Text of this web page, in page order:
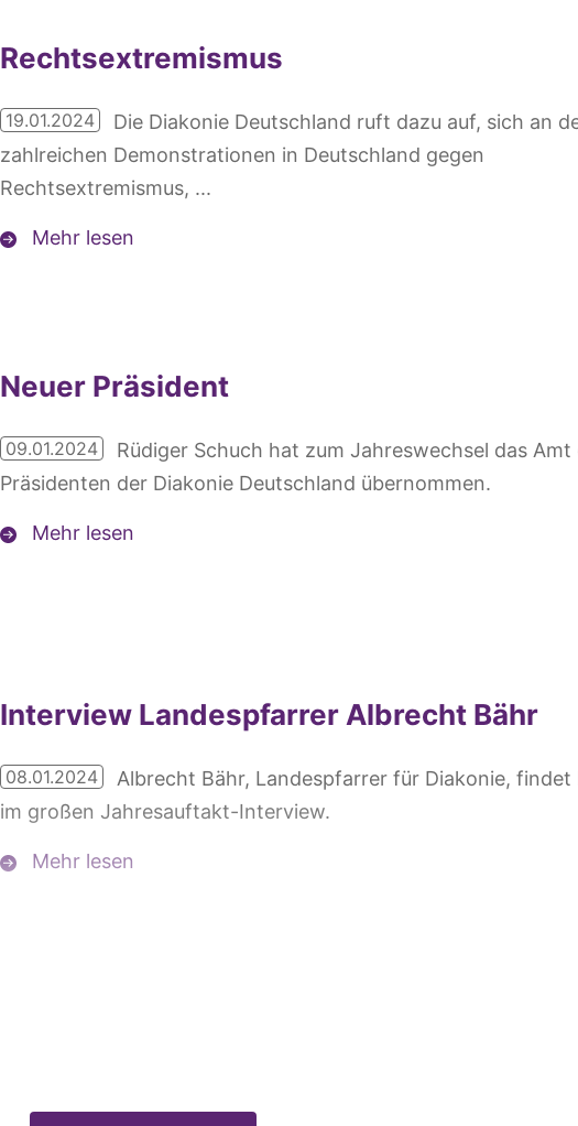
Rechtsextremismus
19.01.2024
Die Diakonie Deutschland ruft dazu auf, sich an
zahlreichen Demonstrationen in Deutschland gegen
Rechtsextremismus, ...
Mehr lesen
Neuer Präsident
09.01.2024
Rüdiger Schuch hat zum Jahreswechsel das Amt
Präsidenten der Diakonie Deutschland übernommen.
Mehr lesen
Interview Landespfarrer Albrecht Bähr
08.01.2024
Albrecht Bähr, Landespfarrer für Diakonie, findet
im großen Jahresauftakt-Interview.
Mehr lesen